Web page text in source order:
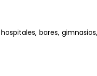
bares,